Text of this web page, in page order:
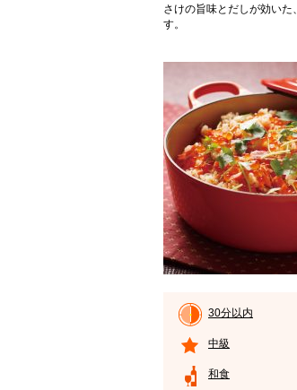
さけの旨味とだしが効い
す。
30分以内
中級
和食